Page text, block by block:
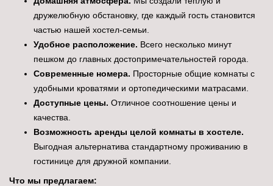
дружелюбную обстановку, где каждый гость становится
частью нашей хостел-семьи.
Удобное расположение. Всего несколько минут
пешком до главных достопримечательностей города.
Современные номера. Просторные общие комнаты с
удобными кроватями и ортопедическими матрасами.
Доступные цены. Отличное соотношение цены и
качества.
Возможность аренды целой комнаты в хостеле.
Выгодная альтернатива стандартному проживанию в
гостинице для дружной компании.
Что мы предлагаем: